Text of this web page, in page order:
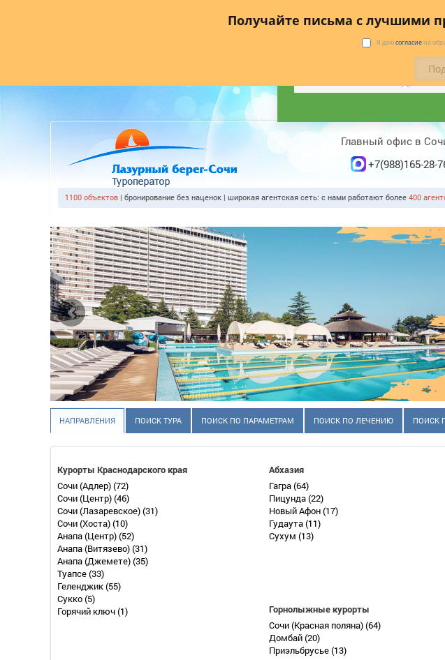
Получайте письма с лучшими
Я даюсогласие на
Агентствам
Главный офис в
+7(988)165-28-
1100 объекто | бронирование без наценок | широкая агентская сеть: с нами работают более 400
НАПРАВЛЕНИЯ ПОИСК ТУРА ПОИСК ПО ПАРАМЕТРАМ ПОИСК ПО ЛЕЧЕНИЮ ПОИСК
Курорты Краснодарского края
Сочи (Адлер)(72)
Сочи (Центр)(46)
Сочи (Лазаревское)(31)
Сочи (Хоста)(10)
Анапа (Центр)(52)
Анапа (Витязево)(31)
Анапа (Джемете)(35)
Туапсе(33)
Геленджик(55)
Сукко(5)
Горячий ключ(1)
Абхазия
Гагра(64)
Пицунда(22)
Новый Афон(17)
Гудаута(11)
Сухум (13)
Горнолыжные курорты
Сочи (Красная поляна)(64)
Домбай(20)
Приэльбрусье(13)
БУДЬТЕ В КУРСЕ